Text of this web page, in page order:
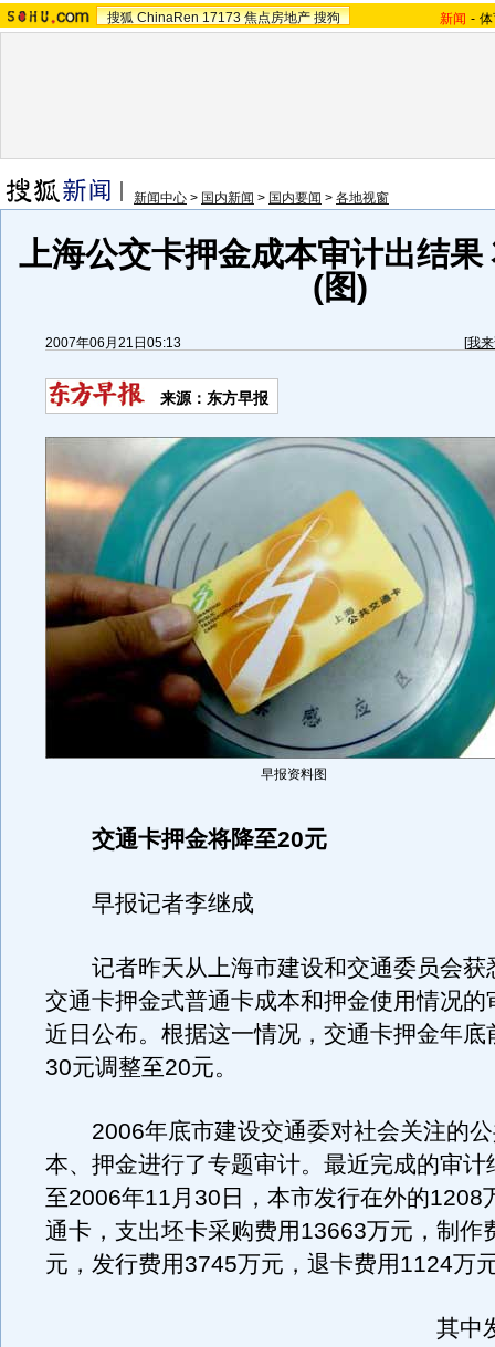
搜狐 ChinaRen 17173 焦点房地产 搜狗 新闻 -
新闻中心 > 国内新闻 > 国内要闻 > 各地视窗
上海公交卡押金成本审计出结果
(图)
2007年06月21日05:13 [我
来源：东方早报
早报资料图
交通卡押金将降至20元
早报记者李继成
记者昨天从上海市建设和交通委员会获
交通卡押金式普通卡成本和押金使用情况的
近日公布。根据这一情况，交通卡押金年底
30元调整至20元。
2006年底市建设交通委对社会关注的公
本、押金进行了专题审计。最近完成的审计
至2006年11月30日，本市发行在外的1208
通卡，支出坯卡采购费用13663万元，制作
元，发行费用3745万元，退卡费用1124万
其中